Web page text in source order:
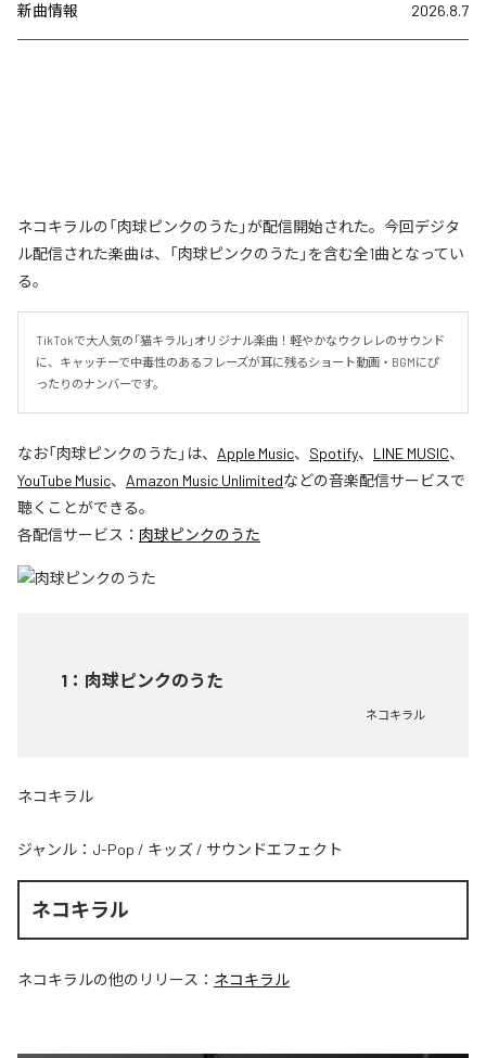
新曲情報 2026.8.7
ネコキラルの「肉球ピンクのうた」が配信開始された。今回デジタ
ル配信された楽曲は、「肉球ピンクのうた」を含む全1曲となってい
る。
TikTokで大人気の「猫キラル」オリジナル楽曲！軽やかなウクレレのサウンド
に、キャッチーで中毒性のあるフレーズが耳に残るショート動画・BGMにぴ
ったりのナンバーです。
なお「肉球ピンクのうた 」は、 Apple Music、 Spotify、 LINE MUSIC、
YouTube Music、 Amazon Music Unlimitedなどの音楽配信サービスで
聴くことができる。
各配信サービス： 肉球ピンクのうた
1 ： 肉球ピンクのうた
ネコキラル
ネコキラル
ジャンル： J-Pop / キッズ / サウンドエフェクト
ネコキラル
ネコキラルの他のリリース： ネコキラル